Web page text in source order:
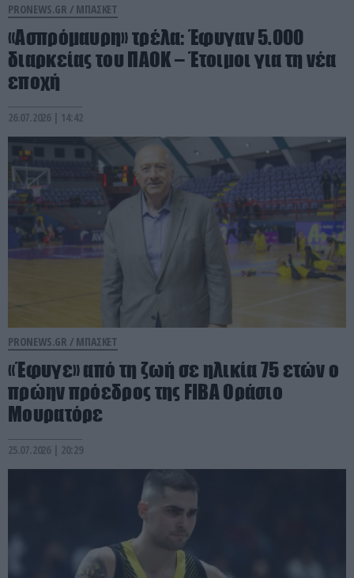
PRONEWS.GR / ΜΠΑΣΚΕΤ
«Ασπρόμαυρη» τρέλα: Έφυγαν 5.000
διαρκείας του ΠΑΟΚ – Έτοιμοι για τη νέα
εποχή
26.07.2026 | 14:42
PRONEWS.GR / ΜΠΑΣΚΕΤ
«Έφυγε» από τη ζωή σε ηλικία 75 ετών ο
πρώην πρόεδρος της FIBA Οράσιο
Μουρατόρε
25.07.2026 | 20:29